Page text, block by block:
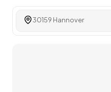
30159 Hannover